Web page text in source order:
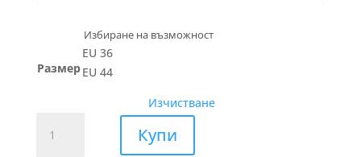
Размер
EU 36
EU 44
Изчистване
Купи